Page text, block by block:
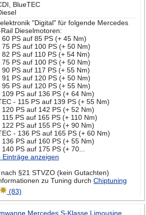
BlueTEC
"Digital" für folgende Mercedes
Dieselmotoren:
60 PS auf 85 PS (+ 45 Nm)
75 PS auf 100 PS (+ 50 Nm)
82 PS auf 110 PS (+ 54 Nm)
75 PS auf 100 PS (+ 50 Nm)
90 PS auf 117 PS (+ 55 Nm)
91 PS auf 120 PS (+ 50 Nm)
95 PS auf 120 PS (+ 55 Nm)
109 PS auf 136 PS (+ 64 Nm)
- 115 PS auf 139 PS (+ 55 Nm)
120 PS auf 142 PS (+ 52 Nm)
PS auf 165 PS (+ 110 Nm)
PS auf 155 PS (+ 90 Nm)
- 136 PS auf 165 PS (+ 60 Nm)
PS auf 160 PS (+ 55 Nm)
PS auf 175 PS (+ 70...
Einträge anzeigen
§21 STVZO (kein Gutachten)
zu Tuning durch Chiptuning
(83)
Mercedes S-Klasse Limousine